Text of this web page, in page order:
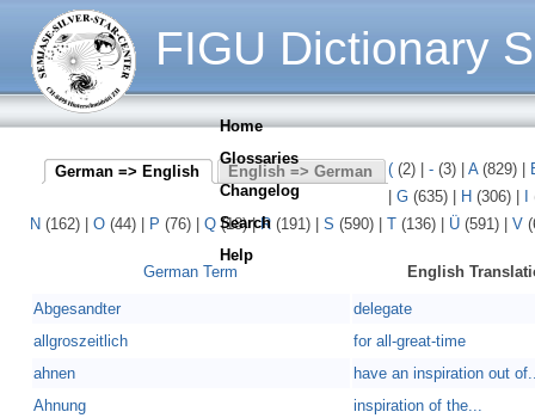
FIGU Dictionary
Home
Glossaries
Changelog
Search
Help
German => English English => German ((2) -(3) A(829)
G(635) H (306)
N (162) O(44) P (76) Q(18)|R(191) S (590) T(136) Ü(591) V
German Term English
Abgesandter
delegate
allgroszeitlich
for all-great-time
ahnen
have an inspiration out
Ahnung
inspiration of the...